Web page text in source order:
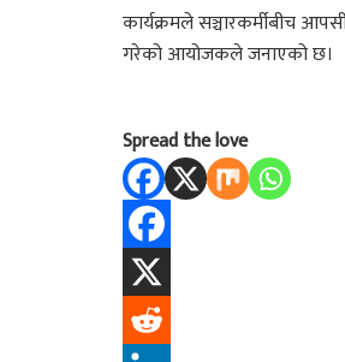
कार्यक्रमले सञ्चारकर्मीबीच
गरेको आयोजकले जनाएको छ।
Spread the love